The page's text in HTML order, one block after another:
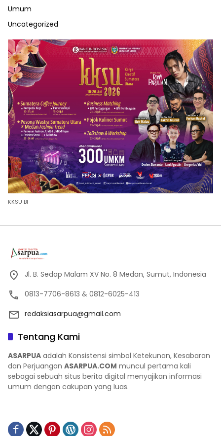
Umum
Uncategorized
KKSU BI
Jl. B. Sedap Malam XV No. 8 Medan, Sumut, Indonesia
0813-7706-8613 & 0812-6025-413
redaksiasarpua@gmail.com
Tentang Kami
ASARPUA adalah Konsistensi simbol Ketekunan, Kesabaran
dan Perjuangan ASARPUA.COM muncul pertama kali
sebagai sebuah situs berita digital menyajikan informasi
umum dengan cakupan yang luas.